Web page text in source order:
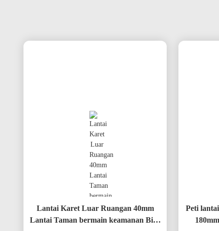
Lantai Karet Luar Ruangan 40mm
Lantai Taman bermain keamanan Biru
Peti